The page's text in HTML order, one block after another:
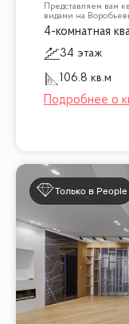
Представляем вам
видами на
4-комнатная
34 этаж
106.8 кв.м
Только в People